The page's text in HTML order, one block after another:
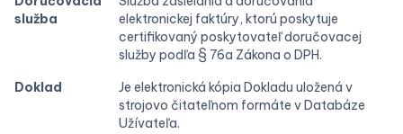
služba
elektronickej faktúry, ktorú poskytuje
certifikovaný poskytovateľ doručovacej
služby podľa § 76a Zákona o DPH.
Doklad
Je elektronická kópia Dokladu uložená v
strojovo čitateľnom formáte v Databáze
Užívateľa.